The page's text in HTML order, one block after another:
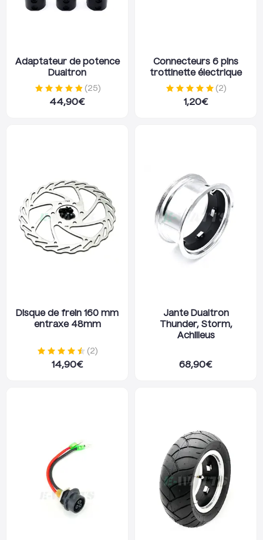
Adaptateur de potence
Dualtron
(25)
44,90€
Connecteurs 6 pins
trottinette électrique
(2)
1,20€
Disque de frein 160 mm
entraxe 48mm
(2)
14,90€
Jante Dualtron
Thunder, Storm,
Achilleus
68,90€